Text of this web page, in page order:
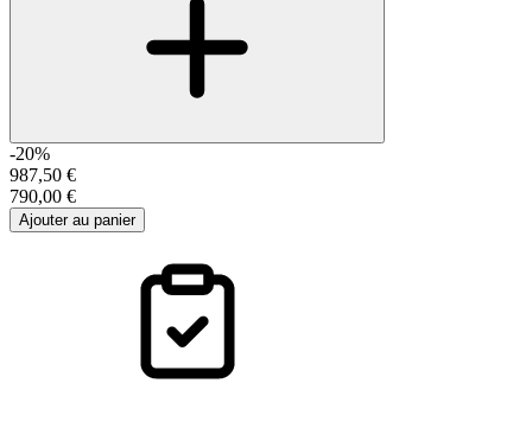
-20%
987,50 €
790,00 €
Ajouter au panier